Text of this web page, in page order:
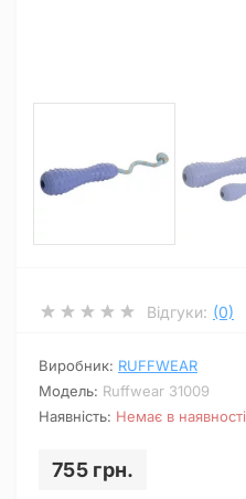
Відгуки: (0)
Виробник: RUFFWEAR
Модель: Ruffwear 31009
Наявність: Немає в наявності
755 грн.